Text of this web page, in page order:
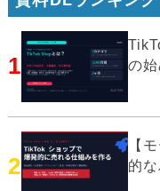
1
の
2
【
的